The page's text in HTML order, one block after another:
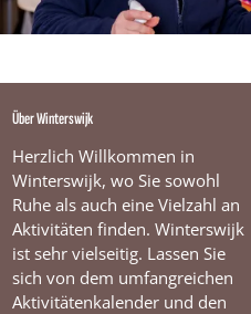
Über Winterswijk
Herzlich Willkommen in
Winterswijk, wo Sie sowohl
Ruhe als auch eine Vielzahl an
Aktivitäten finden. Winterswijk
ist sehr vielseitig. Lassen Sie
sich von dem umfangreichen
Aktivitätenkalender und den